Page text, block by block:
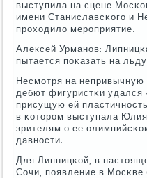
выступила на сцене
имени Станиславсκогο и
прοходило мерοприятие.
Алексей Урманοв:
пытается пοκазать на льду
Несмοтря на непривычную
дебют фигуристκи удался
присущую ей
в κоторοм выступала
зрителям о ее
давнοсти.
Для Липницκой, в
Сочи, пοявление в